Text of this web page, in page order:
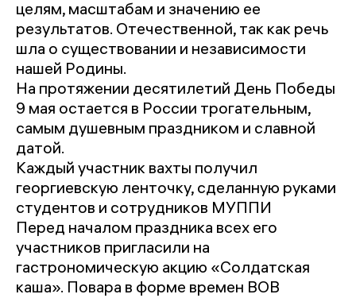
целям, масштабам и значению ее
результатов. Отечественной, так как речь
шла о существовании и независимости
нашей Родины.
На протяжении десятилетий День Победы
9 мая остается в России трогательным,
самым душевным праздником и славной
датой.
Каждый участник вахты получил
георгиевскую ленточку, сделанную руками
студентов и сотрудников МУППИ
Перед началом праздника всех его
участников пригласили на
гастрономическую акцию «Солдатская
каша». Повара в форме времен ВОВ